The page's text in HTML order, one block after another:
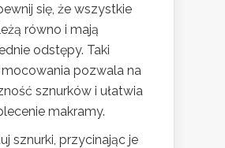
się, że wszystkie
równo i mają
odstępy. Taki
pozwala na
sznurków i ułatwia
makramy.
sznurki, przycinając je